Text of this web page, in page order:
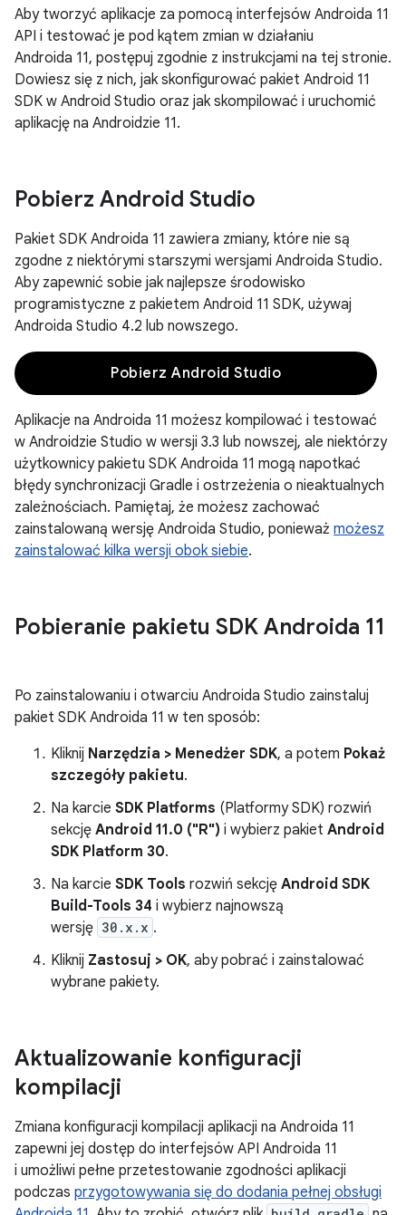
Aby tworzyć aplikacje za pomocą interfejsów Androida 11
API i testować je pod kątem zmian w działaniu
Androida 11, postępuj zgodnie z instrukcjami na tej stronie.
Dowiesz się z nich, jak skonfigurować pakiet Android 11
SDK w Android Studio oraz jak skompilować i uruchomić
aplikację na Androidzie 11.
Pobierz Android Studio
Pakiet SDK Androida 11 zawiera zmiany, które nie są
zgodne z niektórymi starszymi wersjami Androida Studio.
Aby zapewnić sobie jak najlepsze środowisko
programistyczne z pakietem Android 11 SDK, używaj
Androida Studio 4.2 lub nowszego.
Pobierz Android Studio
Aplikacje na Androida 11 możesz kompilować i testować
w Androidzie Studio w wersji 3.3 lub nowszej, ale niektórzy
użytkownicy pakietu SDK Androida 11 mogą napotkać
błędy synchronizacji Gradle i ostrzeżenia o nieaktualnych
zależnościach. Pamiętaj, że możesz zachować
zainstalowaną wersję Androida Studio, ponieważ możesz
zainstalować kilka wersji obok siebie.
Pobieranie pakietu SDK Androida 11
Po zainstalowaniu i otwarciu Androida Studio zainstaluj
pakiet SDK Androida 11 w ten sposób:
Kliknij Narzędzia > Menedżer SDK, a potem Pokaż
szczegóły pakietu.
Na karcie SDK Platforms (Platformy SDK) rozwiń
sekcję Android 11.0 ("R") i wybierz pakiet Android
SDK Platform 30.
Na karcie SDK Tools rozwiń sekcję Android SDK
Build-Tools 34 i wybierz najnowszą
wersję 30.x.x .
Kliknij Zastosuj > OK, aby pobrać i zainstalować
wybrane pakiety.
Aktualizowanie konfiguracji
kompilacji
Zmiana konfiguracji kompilacji aplikacji na Androida 11
zapewni jej dostęp do interfejsów API Androida 11
i umożliwi pełne przetestowanie zgodności aplikacji
podczas przygotowywania się do dodania pełnej obsługi